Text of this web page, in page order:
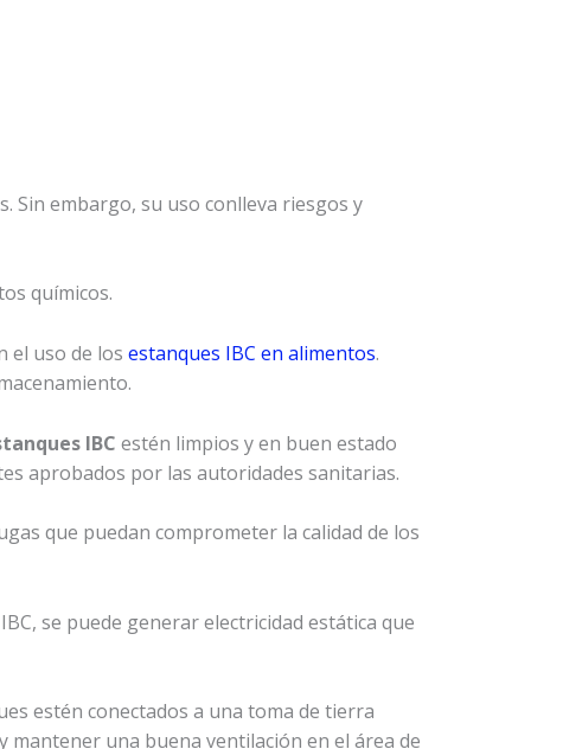
Sin embargo, su uso conlleva riesgos y
químicos.
el uso de los estanques IBC en alimentos.
IBC estén limpios y en buen estado
aprobados por las autoridades sanitarias.
que puedan comprometer la calidad de los
se puede generar electricidad estática que
estén conectados a una toma de tierra
mantener una buena ventilación en el área de